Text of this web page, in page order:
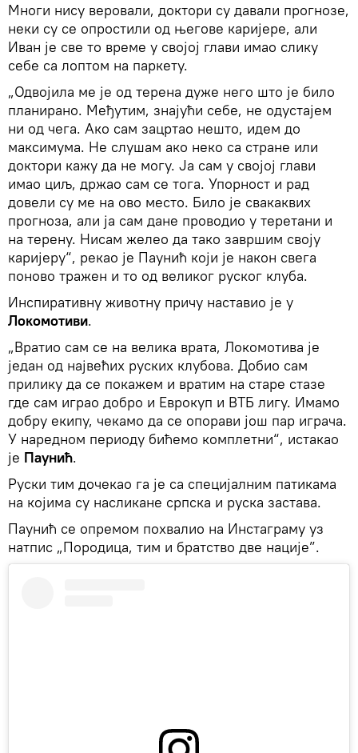
Многи нису веровали, доктори су давали прогнозе,
неки су се опростили од његове каријере, али
Иван је све то време у својој глави имао слику
себе са лоптом на паркету.
„Одвојила ме је од терена дуже него што је било
планирано. Међутим, знајући себе, не одустајем
ни од чега. Ако сам зацртао нешто, идем до
максимума. Не слушам ако неко са стране или
доктори кажу да не могу. Ја сам у својој глави
имао циљ, држао сам се тога. Упорност и рад
довели су ме на ово место. Било је свакаквих
прогноза, али ја сам дане проводио у теретани и
на терену. Нисам желео да тако завршим своју
каријеру“, рекао је Паунић који је након свега
поново тражен и то од великог руског клуба.
Инспиративну животну причу наставио је у
Локомотиви.
„Вратио сам се на велика врата, Локомотива је
један од највећих руских клубова. Добио сам
прилику да се покажем и вратим на старе стазе
где сам играо добро и Еврокуп и ВТБ лигу. Имамо
добру екипу, чекамо да се опорави још пар играча.
У наредном периоду бићемо комплетни“, истакао
је Паунић.
Руски тим дочекао га је са специјалним патикама
на којима су насликане српска и руска застава.
Паунић се опремом похвалио на Инстаграму уз
натпис „Породица, тим и братство две нације”.